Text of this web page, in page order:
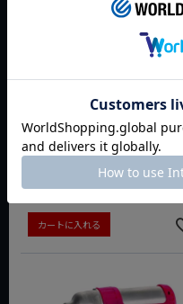
WIT 補充式スプレー缶用 イ
ンフレーター WIT-60002
動画あり 夏セール
21,780
¥11,880税込
カートに入れる